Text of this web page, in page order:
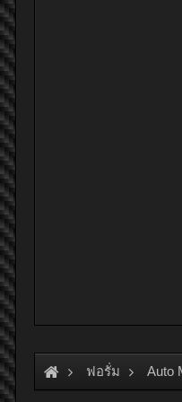
ฟอรั่ม Auto